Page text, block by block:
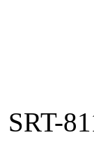
SRT-